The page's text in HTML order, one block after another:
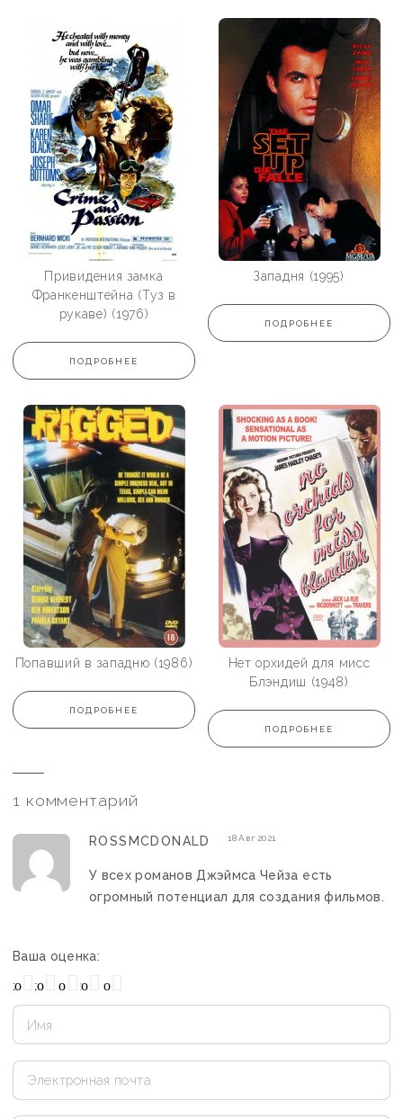
Привидения замка
Франкенштейна (Туз в
рукаве) (1976)
ПОДРОБНЕЕ
Западня (1995)
ПОДРОБНЕЕ
Попавший в западню (1986)
ПОДРОБНЕЕ
Нет орхидей для мисс
Блэндиш (1948)
ПОДРОБНЕЕ
1 комментарий
ROSSMCDONALD 18 Авг 2021
У всех романов Джэймса Чейза есть
огромный потенциал для создания фильмов.
Ваша оценка:
Отлично
Хорошо
Плохо